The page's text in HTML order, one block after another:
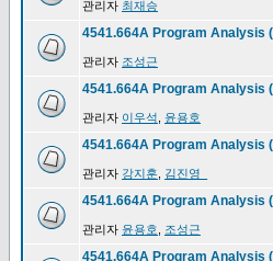
관리자 최재승
4541.664A Program Analysis
관리자 조성근
4541.664A Program Analysis
관리자 이우석 윤용호
4541.664A Program Analysis
관리자 강지훈 김진영_
4541.664A Program Analysis
관리자 윤용호 조성근
4541.664A Program Analysis